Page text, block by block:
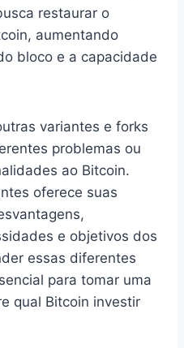
restaurar o
aumentando
bloco e a capacidade
variantes e forks
problemas ou
ao Bitcoin.
oferece suas
e objetivos dos
essas diferentes
para tomar uma
qual Bitcoin investir